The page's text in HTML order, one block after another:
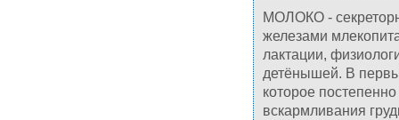
МОЛОКО -
железами
лактации,
детёнышей. В
которое
вскармливания